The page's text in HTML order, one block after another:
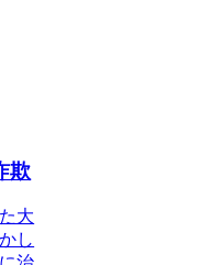
欺
大
し